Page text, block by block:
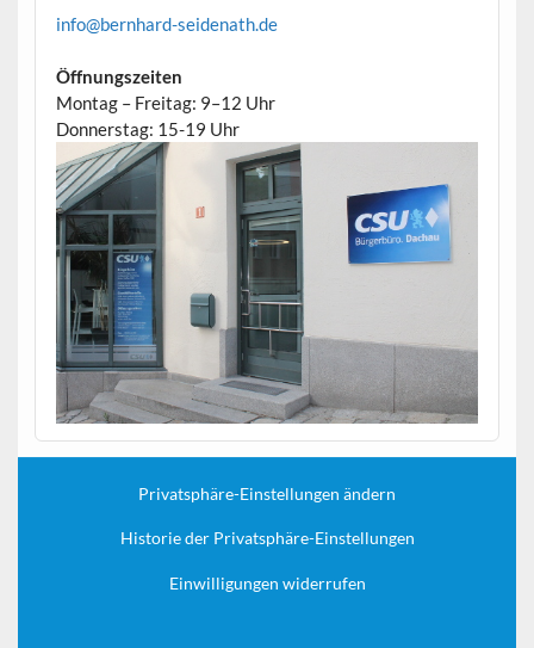
info@bernhard-seidenath.de
Öffnungszeiten
Montag – Freitag: 9–12 Uhr
Donnerstag: 15-19 Uhr
Privatsphäre-Einstellungen ändern
Historie der Privatsphäre-Einstellungen
Einwilligungen widerrufen